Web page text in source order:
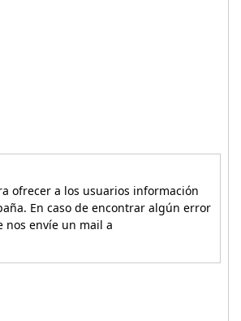
ofrecer a los usuarios información
En caso de encontrar algún error
envíe un mail a